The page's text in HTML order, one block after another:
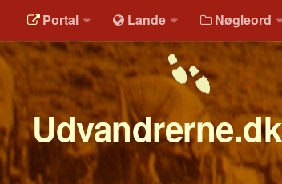
Portal Lande Nøgleord
Udvandrerne.dk